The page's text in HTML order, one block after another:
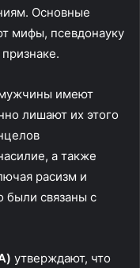
Основные
мифы, псевдонауку
имеют
лишают их этого
а также
расизм и
связаны с
утверждают, что